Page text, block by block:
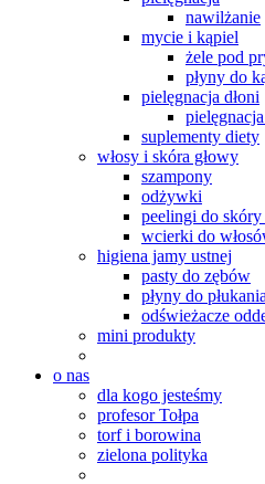
nawilżanie
mycie i kąpiel
żele pod
płyny do
pielęgnacja dłoni
suplementy diety
włosy i skóra głowy
szampony
odżywki
peelingi do skóry
wcierki do
higiena jamy ustnej
pasty do zębów
płyny do
odświeżacze
mini produkty
o nas
dla kogo jesteśmy
profesor Tołpa
torf i borowina
zielona polityka